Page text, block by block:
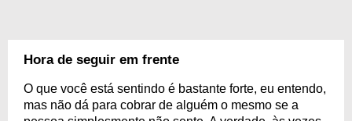
Hora de seguir em frente
O que você está sentindo é bastante forte, eu entendo,
mas não dá para cobrar de alguém o mesmo se a